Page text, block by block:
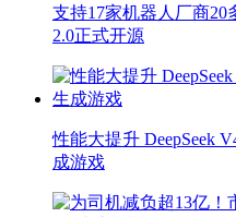
支持17家机器人厂商
2.0正式开源
性能大提升 DeepSeek
成游戏